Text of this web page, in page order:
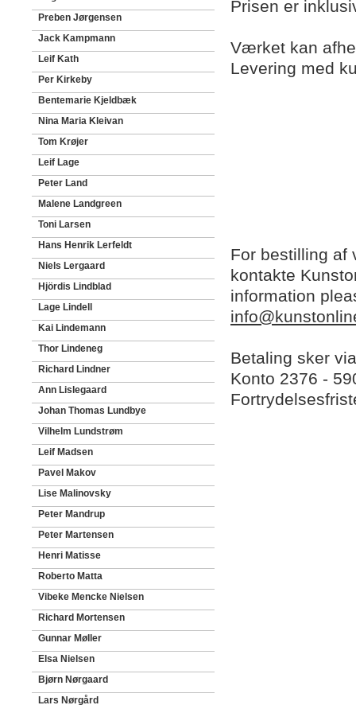
Preben Jørgensen
Jack Kampmann
Leif Kath
Per Kirkeby
Bentemarie Kjeldbæk
Nina Maria Kleivan
Tom Krøjer
Leif Lage
Peter Land
Malene Landgreen
Toni Larsen
Hans Henrik Lerfeldt
Niels Lergaard
Hjördis Lindblad
Lage Lindell
Kai Lindemann
Thor Lindeneg
Richard Lindner
Ann Lislegaard
Johan Thomas Lundbye
Vilhelm Lundstrøm
Leif Madsen
Pavel Makov
Lise Malinovsky
Peter Mandrup
Peter Martensen
Henri Matisse
Roberto Matta
Vibeke Mencke Nielsen
Richard Mortensen
Gunnar Møller
Elsa Nielsen
Bjørn Nørgaard
Lars Nørgård
Prisen er
Værket kan
Levering med
For bestilling af
kontakte
information
Betaling sker
Konto 2376 -